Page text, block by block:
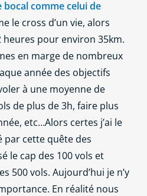
bocal comme celui de
le cross d’un vie, alors
heures pour environ 35km.
en marge de nombreux
année des objectifs
à une moyenne de
de plus de 3h, faire plus
etc…Alors certes j’ai le
par cette quête des
le cap des 100 vols et
500 vols. Aujourd’hui je n’y
En réalité nous